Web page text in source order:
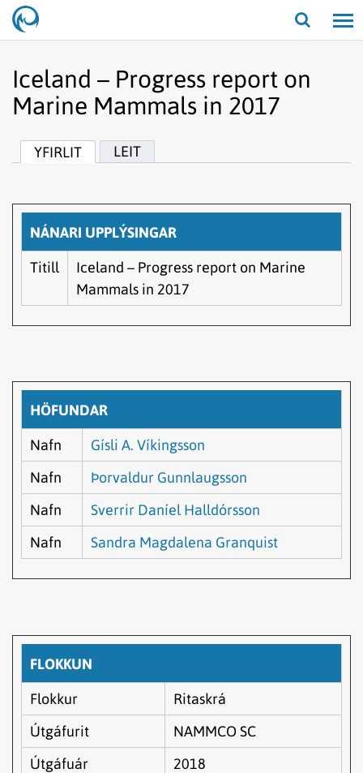
Opna/
Iceland – Progress report on
Marine Mammals in 2017
YFIRLIT LEIT
NÁNARI UPPLÝSINGAR
Titill
Iceland – Progress report on Marine
Mammals in 2017
HÖFUNDAR
Nafn
Gísli A. Víkingsson
Nafn
Þorvaldur Gunnlaugsson
Nafn
Sverrir Daníel Halldórsson
Nafn
Sandra Magdalena Granquist
FLOKKUN
Flokkur
Ritaskrá
Útgáfurit
NAMMCO SC
Útgáfuár
2018